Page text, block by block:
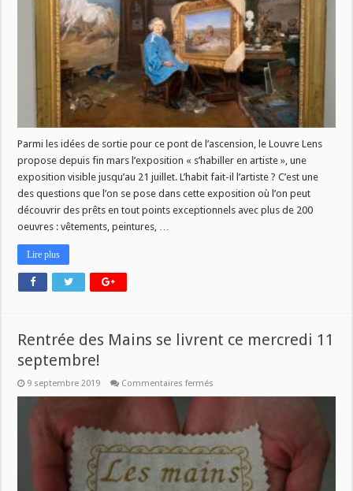
11H
:
EXPOSITION
« S’
HABILLER
EN
ARTISTE »
AU
LOUVRE-
LENS
Parmi les idées de sortie pour ce pont de l’ascension, le Louvre Lens
propose depuis fin mars l’exposition « s’habiller en artiste », une
exposition visible jusqu’au 21 juillet. L’habit fait-il l’artiste ? C’est une
des questions que l’on se pose dans cette exposition où l’on peut
découvrir des prêts en tout points exceptionnels avec plus de 200
oeuvres : vêtements, peintures, …
Lire plus
Rentrée des Mains se livrent ce mercredi 11
septembre!
9 septembre 2019 Commentaires fermés
livrent
ce
mercredi
septembre!